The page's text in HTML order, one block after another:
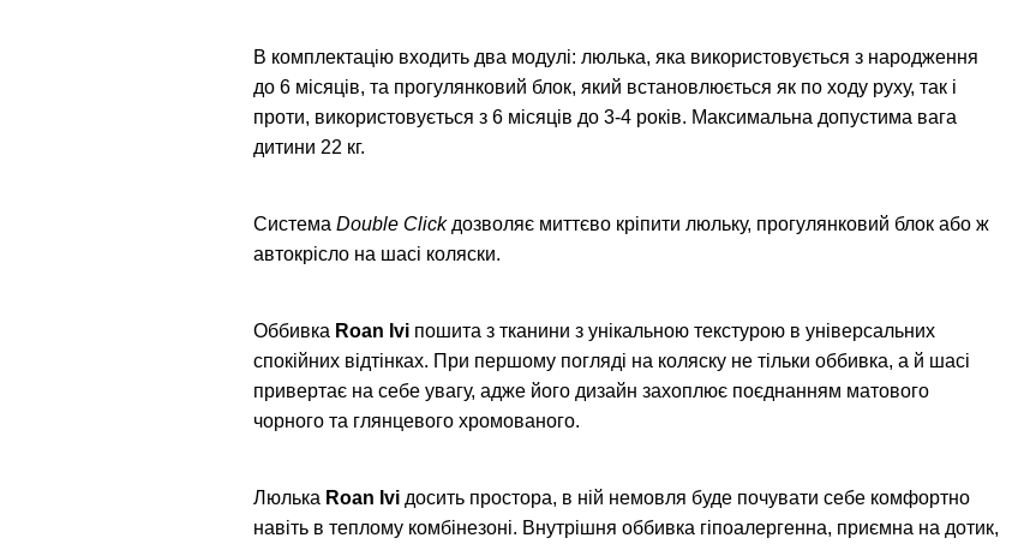
В комплектацію входить два модулі: люлька, яка використовується з народження
до 6 місяців, та прогулянковий блок, який встановлюється як по ходу руху, так і
проти, використовується з 6 місяців до 3-4 років. Максимальна допустима вага
дитини 22 кг.
Система Double Clickдозволяє миттєво кріпити люльку, прогулянковий блок або ж
автокрісло на шасі коляски.
Оббивка Roan Ivi пошита з тканини з унікальною текстурою в універсальних
спокійних відтінках. При першому погляді на коляску не тільки оббивка, а й шасі
привертає на себе увагу, адже його дизайн захоплює поєднанням матового
чорного та глянцевого хромованого.
Люлька Roan Ivi досить простора, в ній немовля буде почувати себе комфортно
навіть в теплому комбінезоні. Внутрішня оббивка гіпоалергенна, приємна на дотик,